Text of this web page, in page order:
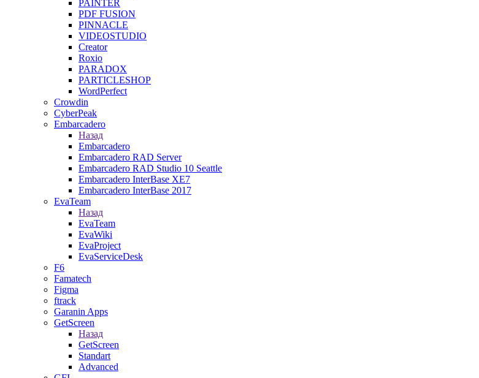
PAINTER
PDF FUSION
PINNACLE
VIDEOSTUDIO
Creator
Roxio
PARADOX
PARTICLESHOP
WordPerfect
Crowdin
CyberPeak
Embarcadero
Назад
Embarcadero
Embarcadero RAD Server
Embarcadero RAD Studio 10 Seattle
Embarcadero InterBase XE7
Embarcadero InterBase 2017
EvaTeam
Назад
EvaTeam
EvaWiki
EvaProject
EvaServiceDesk
F6
Famatech
Figma
ftrack
Garanin Apps
GetScreen
Назад
GetScreen
Standart
Advanced